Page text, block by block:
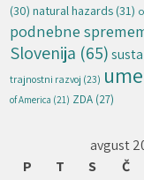
(30) natural hazards (31)
podnebne
Slovenija (65)
trajnostni razvoj (23)
of America (21) ZDA (27)
avgust
P
T S Č